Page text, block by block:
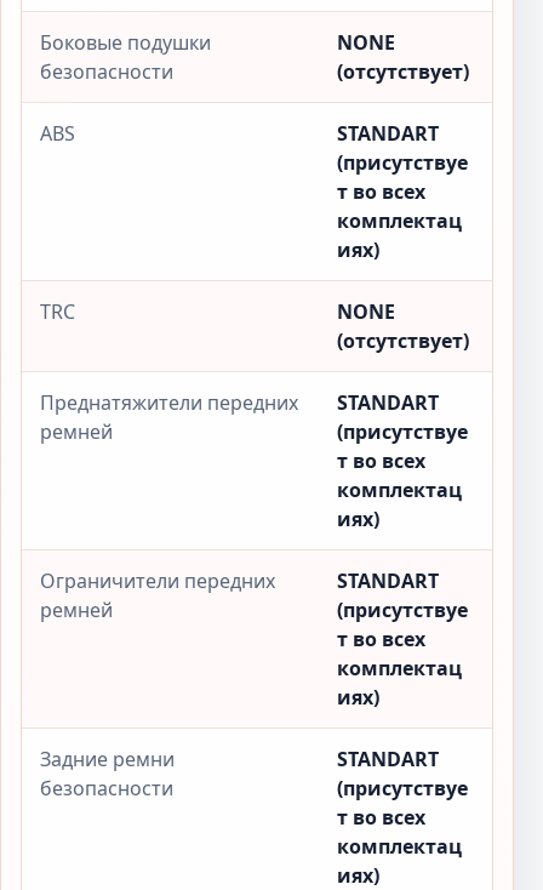
Боковые подушки
безопасности
NONE
(отсутствует)
ABS
STANDART
(присутствуе
т во всех
комплектац
иях)
TRC
NONE
(отсутствует)
Преднатяжители передних
ремней
STANDART
(присутствуе
т во всех
комплектац
иях)
Ограничители передних
ремней
STANDART
(присутствуе
т во всех
комплектац
иях)
Задние ремни
безопасности
STANDART
(присутствуе
т во всех
комплектац
иях)